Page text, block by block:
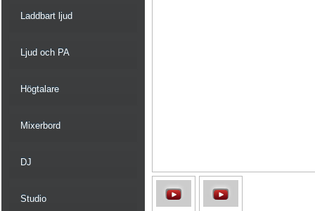
Laddbart ljud
Ljud och PA
Högtalare
Mixerbord
DJ
Studio